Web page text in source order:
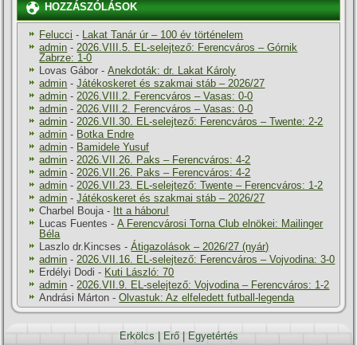
HOZZÁSZÓLÁSOK
Felucci - Lakat Tanár úr – 100 év történelem
admin -2026.VIII.5. EL-selejtező: Ferencváros – Górnik
Zabrze: 1-0
Lovas Gábor -Anekdoták: dr. Lakat Károly
admin -Játékoskeret és szakmai stáb – 2026/27
admin -2026.VIII.2. Ferencváros – Vasas: 0-0
admin -2026.VIII.2. Ferencváros – Vasas: 0-0
admin -2026.VII.30. EL-selejtező: Ferencváros – Twente: 2-2
admin - Botka Endre
admin - Bamidele Yusuf
admin -2026.VII.26. Paks – Ferencváros: 4-2
admin -2026.VII.26. Paks – Ferencváros: 4-2
admin -2026.VII.23. EL-selejtező: Twente – Ferencváros: 1-2
admin -Játékoskeret és szakmai stáb – 2026/27
Charbel Bouja- Itt a háboru!
Lucas Fuentes -A Ferencvárosi Torna Club elnökei: Mailinger
Béla
Laszlo dr.Kincses -Átigazolások – 2026/27 (nyár)
admin -2026.VII.16. EL-selejtező: Ferencváros – Vojvodina: 3-0
Erdélyi Dodi - Kuti László: 70
admin -2026.VII.9. EL-selejtező: Vojvodina – Ferencváros: 1-2
Andrási Márton -Olvastuk: Az elfeledett futball-legenda
Erkölcs Erő| Egyetértés